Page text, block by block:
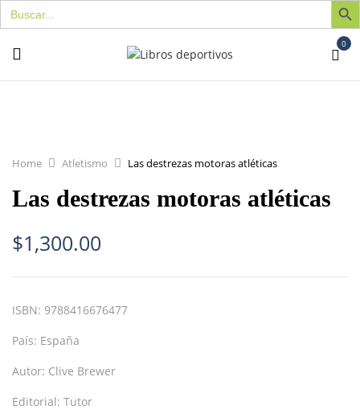
Buscar:
0
Home Atletismo Las destrezas motoras atléticas
Las destrezas motoras atléticas
$1,300.00
ISBN: 9788416676477
País: España
Autor: Clive Brewer
Editorial: Tutor